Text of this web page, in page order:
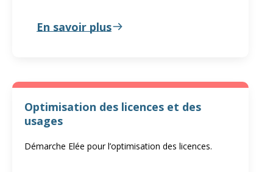
En savoir plus
Optimisation des licences et des
usages
Démarche Elée pour l’optimisation des licences.